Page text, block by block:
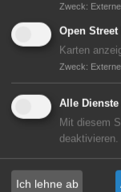
Mühlen
Zweck:
Open
Karten
Zweck:
Alle
Mit diesem
deaktivieren.
Ich lehne ab